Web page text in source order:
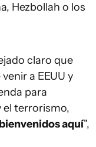
Hezbollah o los
claro que
a EEUU y
para
el terrorismo,
aquí",